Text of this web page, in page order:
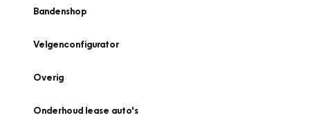
Bandenshop
Velgenconfigurator
Overig
Onderhoud lease auto's